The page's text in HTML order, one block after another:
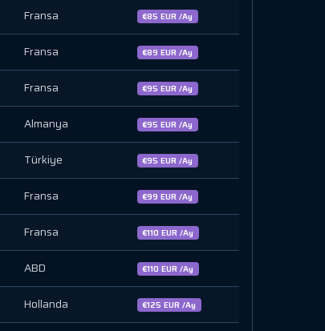
Fransa €85 EUR /Ay
Fransa €89 EUR /Ay
Fransa €95 EUR /Ay
Almanya €95 EUR /Ay
Türkiye €95 EUR /Ay
Fransa €99 EUR /Ay
Fransa €110 EUR /Ay
ABD €110 EUR /Ay
Hollanda €125 EUR /Ay